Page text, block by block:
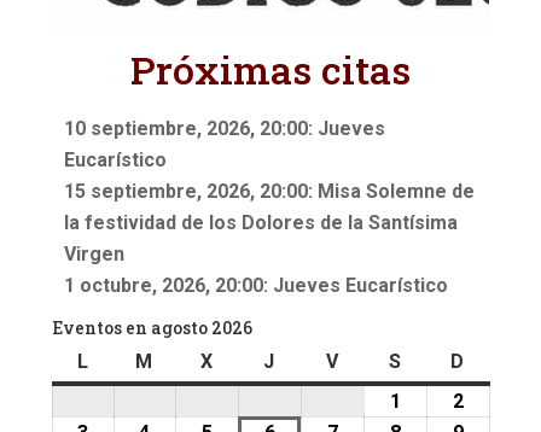
Próximas citas
10 septiembre, 2026, 20:00: Jueves
Eucarístico
15 septiembre, 2026, 20:00: Misa Solemne de
la festividad de los Dolores de la Santísima
Virgen
1 octubre, 2026, 20:00: Jueves Eucarístico
Eventos en agosto 2026
Llunes M martes
Xmiércoles
J jueves
Vviernes
Ssábado
D
1
22